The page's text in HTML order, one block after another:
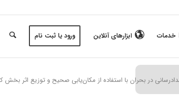
خدمات ابزارهای آنلاین ورود یا ثبت نام
در بحران با استفاده از مکان‌یابی صحیح و توزیع اثر بخش